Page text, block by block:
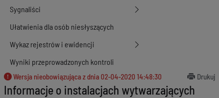
Sygnaliści
Ułatwienia dla osób niesłyszących
Wykaz rejestrów i ewidencji
Wyniki przeprowadzonych kontroli
Wersja nieobowiązująca z dnia 02-04-2020 14:48:30 Drukuj
Informacje o instalacjach wytwarzających